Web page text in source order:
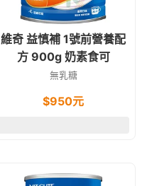
維奇 益慎補 1號前營養配
方 900g 奶素食可
無乳糖
$950元